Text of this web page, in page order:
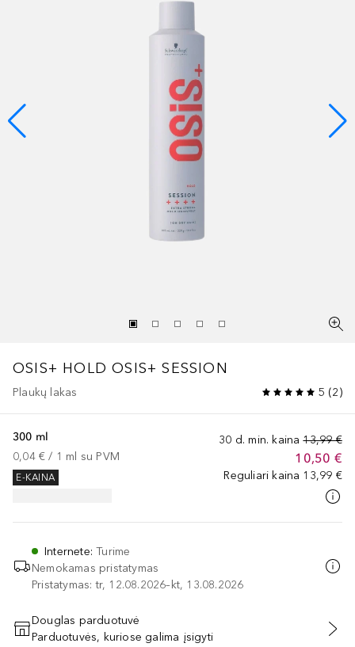
OSIS+ HOLD OSIS+ SESSION
Plaukų lakas 5 (2)
30 d. min. kaina 13,99 €
10,50 €
Reguliari kaina 13,99 €
300 ml
0,04 € / 1 ml su PVM
E-KAINA
Internete:Turime
Nemokamas pristatymas
Pristatymas: tr, 12.08.2026–kt, 13.08.2026
PRIDĖTI Į KREPŠELĮ
Douglas parduotuvė
Parduotuvės, kuriose galima įsigyti